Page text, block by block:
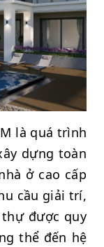
là quá trình
dựng toàn
ở cao cấp
cầu giải trí,
được quy
thể đến hệ